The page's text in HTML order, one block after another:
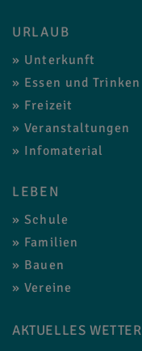
URLAUB
Unterkunft
Essen und Trinken
Freizeit
Veranstaltungen
Infomaterial
LEBEN
Schule
Familien
Bauen
Vereine
AKTUELLES WETTER